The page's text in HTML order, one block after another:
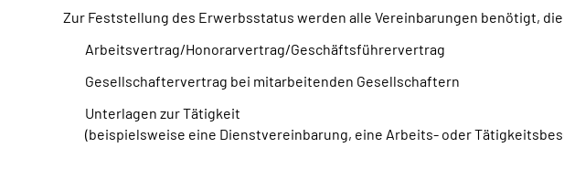
Zur Feststellung des Erwerbsstatus werden alle Vereinbarungen benötigt,
Arbeitsvertrag/Honorarvertrag/Geschäftsführervertrag
Gesellschaftervertrag bei mitarbeitenden Gesellschaftern
Unterlagen zur Tätigkeit
(beispielsweise eine Dienstvereinbarung, eine Arbeits- oder